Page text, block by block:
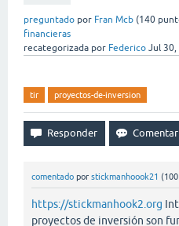
preguntado por Fran Mcb (140
financieras
recategorizada por Federico Jul 30,
tir proyectos-de-inversion
comentado por stickmanhoook21 (100
https://stickmanhook2.org
proyectos de inversión son